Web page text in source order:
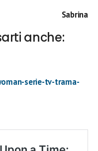
Sabrina
anche:
serie-tv-trama-